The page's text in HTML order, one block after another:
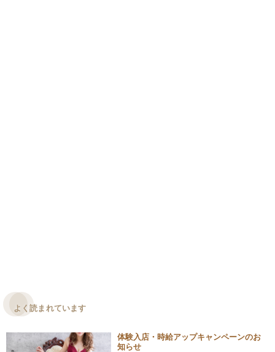
よく読まれています
体験入店・時給アップキャンペーンのお
知らせ